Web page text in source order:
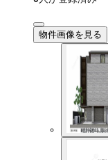
物件画像を見る